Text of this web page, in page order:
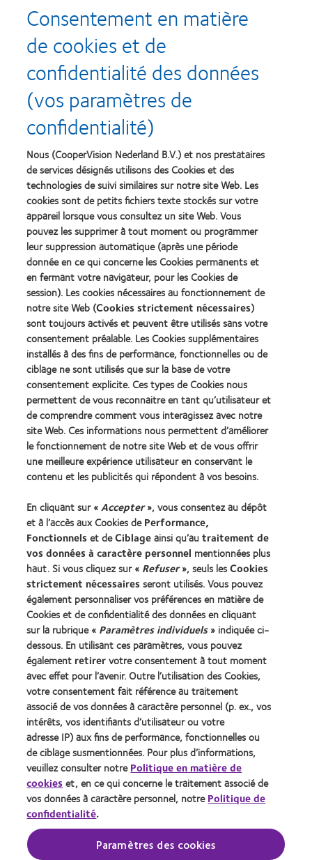
Recompenses
Learn
more
about
Récompense
Silmo
d’Or
du
meilleur
produit
pour
MyDay™
(2013)
Learn
more
about
Contact
Lens
Product
of
the
Year
(2013)
Learn
more
about
2012
&
2010
Best
Companies
for
Leaders
(2012)
Learn
more
about
2011
Best
Factory
Awards
(2011)
Learn
more
about
ODMA
2011
(2011)
Learn
more
about
2012
REBRAND
100®
Global
Award
(2012)
Nos produits
Technologie des lentilles de contact
Trouver un specialiste
Lentilles de contact et vision
Nouveau porteur
Porteur de longue date
À propos de CooperVision
Carrières
Actualites
Contact
Legal
Politique de confidentialité
Cookies
Conditions d'utilisation
Consentement en matière
de cookies et de
confidentialité des données
(vos paramètres de
confidentialité)
Nous (CooperVision Nederland B.V.) et nos prestataires
de services désignés utilisons des Cookies et des
technologies de suivi similaires sur notre site Web. Les
cookies sont de petits fichiers texte stockés sur votre
appareil lorsque vous consultez un site Web. Vous
pouvez les supprimer à tout moment ou programmer
leur suppression automatique (après une période
donnée en ce qui concerne les Cookies permanents et
en fermant votre navigateur, pour les Cookies de
session). Les cookies nécessaires au fonctionnement de
notre site Web (Cookies strictement nécessaires)
sont toujours activés et peuvent être utilisés sans votre
consentement préalable. Les Cookies supplémentaires
installés à des fins de performance, fonctionnelles ou de
ciblage ne sont utilisés que sur la base de votre
consentement explicite. Ces types de Cookies nous
permettent de vous reconnaitre en tant qu’utilisateur et
de comprendre comment vous interagissez avec notre
site Web. Ces informations nous permettent d’améliorer
le fonctionnement de notre site Web et de vous offrir
une meilleure expérience utilisateur en conservant le
contenu et les publicités qui répondent à vos besoins.
En cliquant sur «Accepter», vous consentez au dépôt
et à l’accès aux Cookies dePerformance,
Fonctionnelset deCiblageainsi qu’autraitement de
vos données à caractère personnel mentionnées plus
haut. Si vous cliquez sur « Refuser», seuls lesCookies
strictement nécessairesseront utilisés. Vous pouvez
également personnaliser vos préférences en matière de
Cookies et de confidentialité des données en cliquant
sur la rubrique « Paramètres individuels» indiquée ci-
dessous. En utilisant ces paramètres, vous pouvez
également retirervotre consentement à tout moment
avec effet pour l’avenir. Outre l’utilisation des Cookies,
votre consentement fait référence au traitement
associé de vos données à caractère personnel (p. ex., vos
intérêts, vos identifiants d’utilisateur ou votre
adresse IP) aux fins de performance, fonctionnelles ou
de ciblage susmentionnées. Pour plus d’informations,
veuillez consulter notrePolitique en matière de
cookieset, en ce qui concerne le traitement associé de
vos données à caractère personnel, notrePolitique de
confidentialité.
Paramètres des cookies